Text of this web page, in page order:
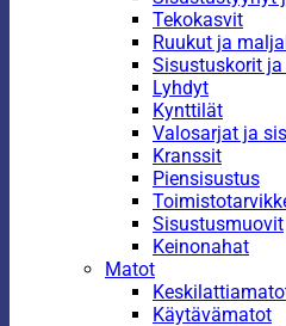
Tekokasvit
Ruukut ja
Sisustuskorit
Lyhdyt
Kynttilät
Valosarjat ja
Kranssit
Piensisustus
Sisustusmuovit
Keinonahat
Matot
Käytävämatot